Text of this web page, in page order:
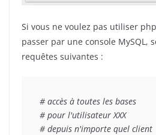
Si vous ne voulez pas utiliser
passer par une console MySQL,
requêtes suivantes :
# accès à toutes les bases
# pour l'utilisateur XXX
# depuis n'importe quel client